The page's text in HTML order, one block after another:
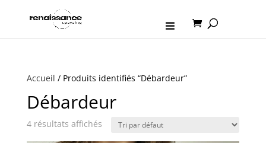
Accueil / Produits identifiés “Débardeur”
Débardeur
4 résultats affichés